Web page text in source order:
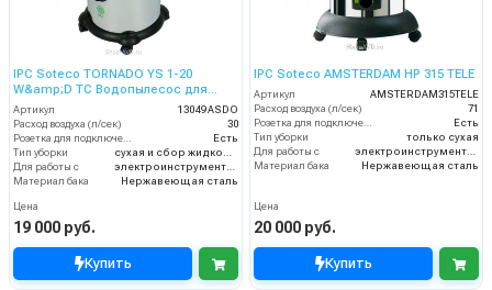
IPC Soteco TORNADO YS 1-20
W&amp;D TC Водопылесос для
работы с электроинструментом
Артикул
13049 ASDO
Расход воздуха (л/сек)
30
Розетка для подключения инструмента
Есть
Тип уборки
сухая и сбор жидкостей
Для работы с
электроинструментом
Материал бака
Нержавеющая сталь
Цена
19 000 руб.
Купить
IPC Soteco AMSTERDAM HP 315 TELE
Артикул
AMSTERDAM315TELE
Расход воздуха (л/сек)
71
Розетка для подключения инструмента
Есть
Тип уборки
только сухая
Для работы с
электроинструментом
Материал бака
Нержавеющая сталь
Цена
20 000 руб.
Купить